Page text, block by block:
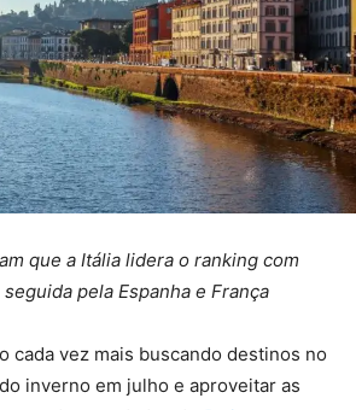
que a Itália lidera o ranking com
pela Espanha e França
cada vez mais buscando destinos no
inverno em julho e aproveitar as